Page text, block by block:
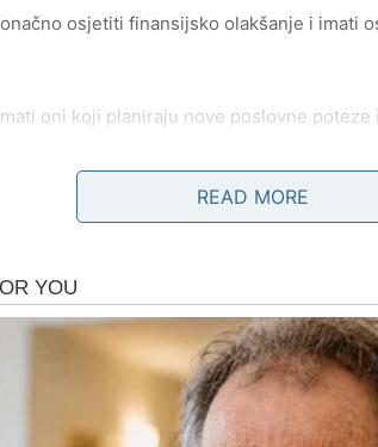
osjetiti finansijsko olakšanje i imati
oni koji planiraju nove poslovne
READ MORE